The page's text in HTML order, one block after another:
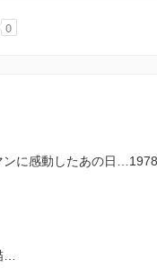
0
ンに感動したあの日